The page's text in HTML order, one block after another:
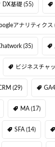
DX基礎 (55)
アナリティクス
(35)
ビジネスチャ
(29) GA4
MA (17)
SFA (14)